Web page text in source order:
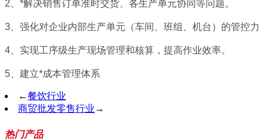
2、*解决销售订单准时交货、各生产单元协同等问题。
3、强化对企业内部生产单元（车间、班组、机台）的管控
4、实现工序级生产现场管理和核算，提高作业效率。
5、建立*成本管理体系
←餐饮行业
商贸批发零售行业 →
热门产品